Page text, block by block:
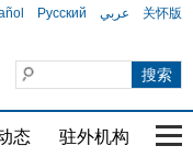
Русский عربي 关怀版
态 驻外机构 国